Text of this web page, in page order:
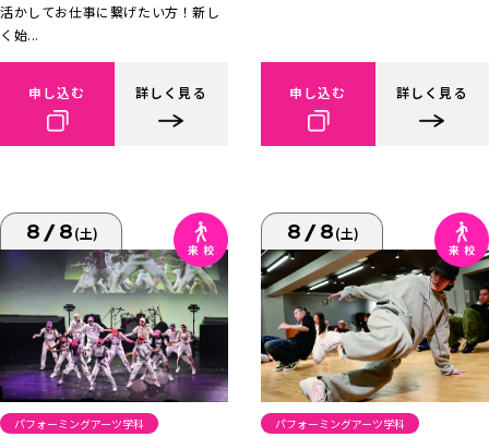
活かしてお仕事に繋げたい方！新し
く始...
申し込む 詳しく見る 申し込む 詳しく見る
8/8(土)
パフォーミングアーツ学科
8/8(土)
パフォーミングアーツ学科